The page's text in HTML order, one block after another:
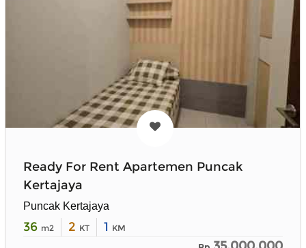
Ready For Rent Apartemen Puncak
Kertajaya
Puncak Kertajaya
36 m2 2 KT 1 KM